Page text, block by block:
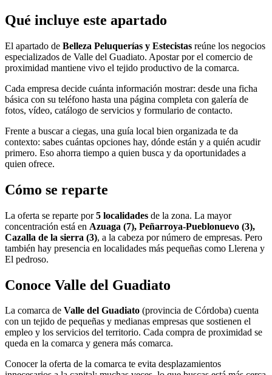
Qué incluye este apartado
El apartado de Belleza Peluquerías y Estecistas reúne los negocios
especializados de Valle del Guadiato. Apostar por el comercio de
proximidad mantiene vivo el tejido productivo de la comarca.
Cada empresa decide cuánta información mostrar: desde una ficha
básica con su teléfono hasta una página completa con galería de
fotos, vídeo, catálogo de servicios y formulario de contacto.
Frente a buscar a ciegas, una guía local bien organizada te da
contexto: sabes cuántas opciones hay, dónde están y a quién acudir
primero. Eso ahorra tiempo a quien busca y da oportunidades a
quien ofrece.
Cómo se reparte
La oferta se reparte por5 localidades de la zona. La mayor
concentración está en Azuaga (7), Peñarroya-Pueblonuevo (3),
Cazalla de la sierra (3), a la cabeza por número de empresas. Pero
también hay presencia en localidades más pequeñas como Llerena y
El pedroso.
Conoce Valle del Guadiato
La comarca de Valle del Guadiato (provincia de Córdoba) cuenta
con un tejido de pequeñas y medianas empresas que sostienen el
empleo y los servicios del territorio. Cada compra de proximidad se
queda en la comarca y genera más comarca.
Conocer la oferta de la comarca te evita desplazamientos